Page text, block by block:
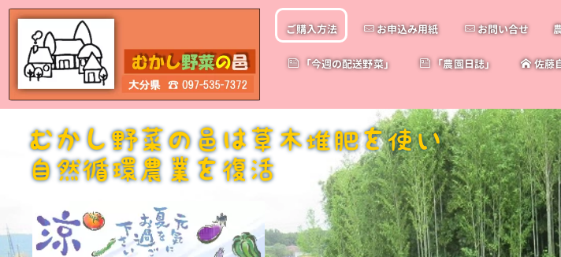
ご購入方法 お申込み用紙 お問い合せ
「今週の配送野菜」 「農園日誌」 佐藤
むかし野菜の邑は草木堆肥を使い
自然循環農業を復活